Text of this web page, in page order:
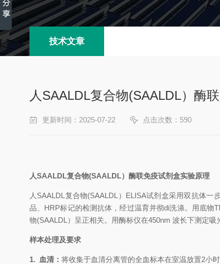
技术文章
人SAALDL复合物(SAALDL）酶
更新时间：2025-07-22 点击次数：590
人SAALDL复合物(SAALDL） 酶联免疫试剂盒实验原理
人 SAALDL复合物(SAALDL） ELISA试剂盒采用双抗体一
品、 HRP标记的检测抗体，经过温育并彻di洗涤。用底物
物(SAALDL） 呈正相关。用酶标仪在450nm 波长下测定吸
样本处理及要求
1. 血清： 将收集于血清分离管的全血标本在室温放置2小